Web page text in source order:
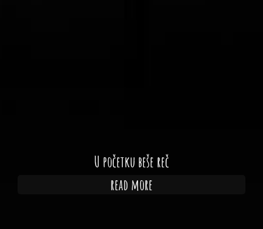
U početku beše reč
read more